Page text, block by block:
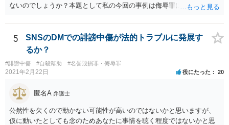
ないのでしょうか？本題として私の今回の事例は侮辱罪には該当しな
評価を低下させたとは言えないでしょうから、侮辱罪にはならないと
思います。
5
SNSのDMでの誹謗中傷が法的トラブルに発展す
るか？
#誹謗中傷 #自殺幇助 #名誉毀損罪・侮辱罪
2021年2月22日 役にたった 20
匿名A 弁護士
公然性を欠くので動かない可能性が高いのではないかと思いますが、
仮に動いたとしても念のためあなたに事情を聴く程度ではないかと思